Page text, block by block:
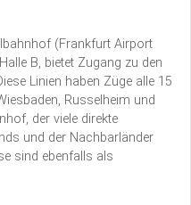
(Frankfurt Airport
B, bietet Zugang zu den
Linien haben Züge alle 15
Russelheim und
der viele direkte
und der Nachbarländer
sind ebenfalls als